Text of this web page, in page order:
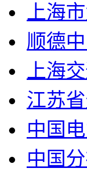
上海
顺德
上海
江苏
中国
中国